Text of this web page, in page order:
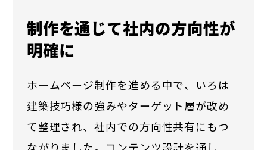
制作を通じて社内の方向性が
明確に
ホームページ制作を進める中で、いろは
建築技巧様の強みやターゲット層が改め
て整理され、社内での方向性共有にもつ